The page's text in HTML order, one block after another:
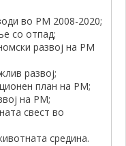
во РМ 2008-2020;
со отпад;
развој на РМ
развој;
план на РМ;
на РМ;
свест во
средина.